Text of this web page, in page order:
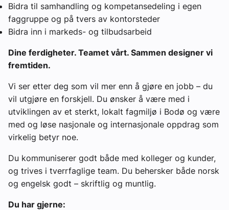
Bidra til samhandling og kompetansedeling i egen
faggruppe og på tvers av kontorsteder
Bidra inn i markeds- og tilbudsarbeid
Dine ferdigheter. Teamet vårt. Sammen designer vi
fremtiden.
Vi ser etter deg som vil mer enn å gjøre en jobb – du
vil utgjøre en forskjell. Du ønsker å være med i
utviklingen av et sterkt, lokalt fagmiljø i Bodø og være
med og løse nasjonale og internasjonale oppdrag som
virkelig betyr noe.
Du kommuniserer godt både med kolleger og kunder,
og trives i tverrfaglige team. Du behersker både norsk
og engelsk godt – skriftlig og muntlig.
Du har gjerne: